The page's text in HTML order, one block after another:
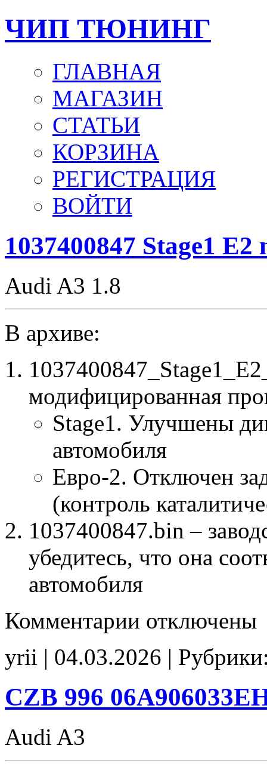
ЧИП ТЮНИНГ
ГЛАВНАЯ
МАГАЗИН
СТАТЬИ
КОРЗИНА
РЕГИСТРАЦИЯ
ВОЙТИ
1037400847 Stage1
Audi A3 1.8
В архиве:
модифицированная
Stage1. Улучшены
автомобиля
Евро-2. Отключен
(контроль
1037400847.bin –
убедитесь, что она
автомобиля
Комментарии записи
E2
noCHK
отключены
yrii | 04.03.2026 |
CZB 996
Audi A3